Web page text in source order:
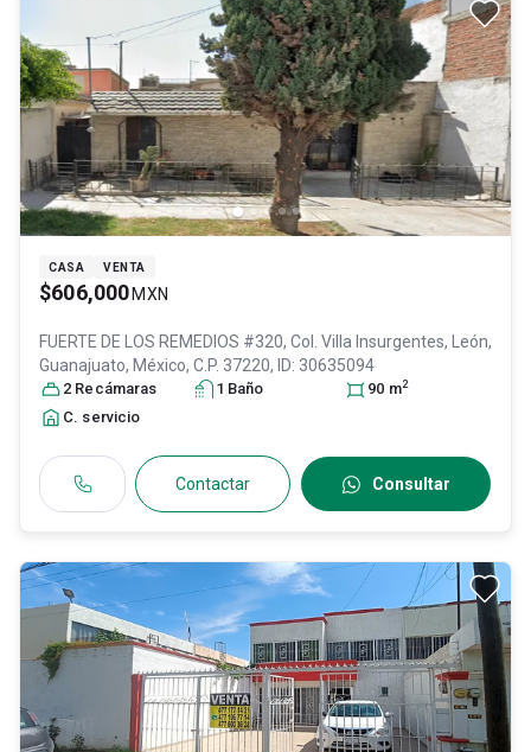
CASA VENTA
$606,000 MXN
FUERTE DE LOS REMEDIOS #320, Col. Villa Insurgentes, León,
Guanajuato, México, C.P. 37220, ID: 30635094
2 Recámaras 1 Baño 90 m2
C. servicio
Contactar Consultar